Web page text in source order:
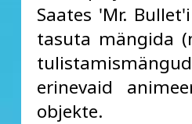
Saates 'Mr.
tasuta mängida
erinevaid
objekte.